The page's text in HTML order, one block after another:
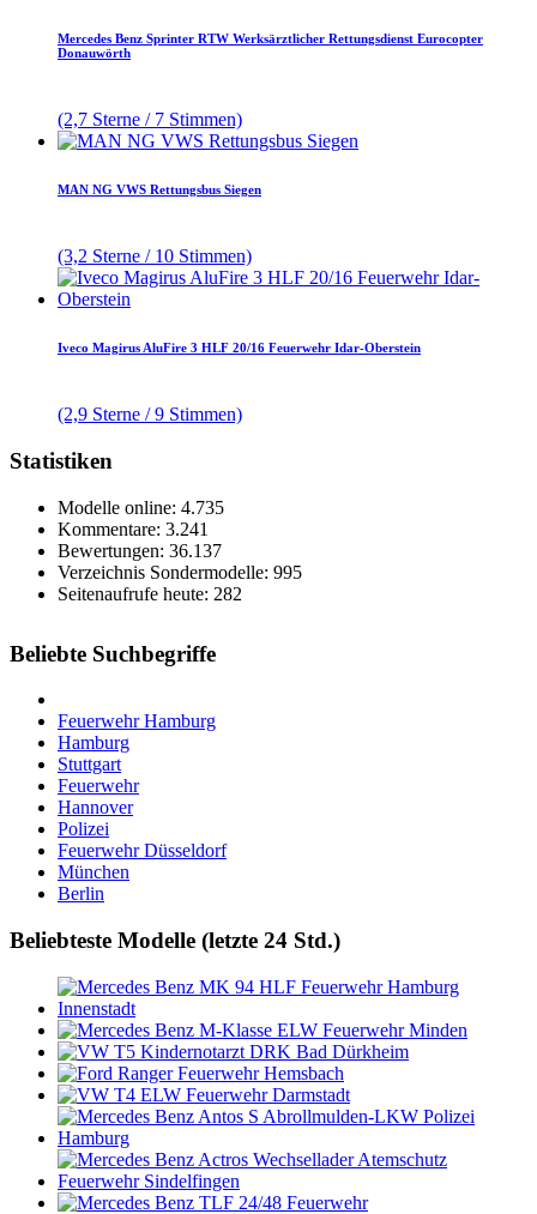
Mercedes Benz Sprinter RTW Werksärztlicher Rettungsdienst Eurocopter
Donauwörth
(2,7 Sterne / 7 Stimmen)
MAN NG VWS Rettungsbus Siegen
(3,2 Sterne / 10 Stimmen)
Iveco Magirus AluFire 3 HLF 20/16 Feuerwehr Idar-Oberstein
(2,9 Sterne / 9 Stimmen)
Statistiken
Modelle online: 4.735
Kommentare: 3.241
Bewertungen: 36.137
Verzeichnis Sondermodelle: 995
Seitenaufrufe heute: 282
Beliebte Suchbegriffe
Feuerwehr Hamburg
Hamburg
Stuttgart
Feuerwehr
Hannover
Polizei
Feuerwehr Düsseldorf
München
Berlin
Beliebteste Modelle (letzte 24 Std.)